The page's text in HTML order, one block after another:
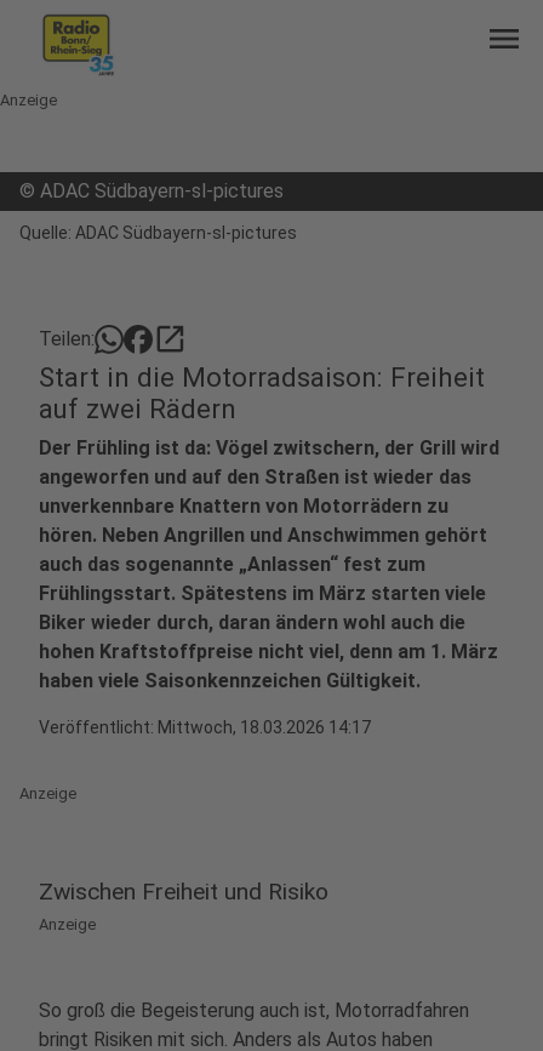
menu
Anzeige
© ADAC Südbayern-sl-pictures
Quelle: ADAC Südbayern-sl-pictures
Teilen: open_in_new
Start in die Motorradsaison: Freiheit
auf zwei Rädern
Der Frühling ist da: Vögel zwitschern, der Grill wird
angeworfen und auf den Straßen ist wieder das
unverkennbare Knattern von Motorrädern zu
hören. Neben Angrillen und Anschwimmen gehört
auch das sogenannte „Anlassen“ fest zum
Frühlingsstart. Spätestens im März starten viele
Biker wieder durch, daran ändern wohl auch die
hohen Kraftstoffpreise nicht viel, denn am 1. März
haben viele Saisonkennzeichen Gültigkeit.
Veröffentlicht: Mittwoch, 18.03.2026 14:17
Anzeige
Zwischen Freiheit und Risiko
Anzeige
So groß die Begeisterung auch ist, Motorradfahren
bringt Risiken mit sich. Anders als Autos haben